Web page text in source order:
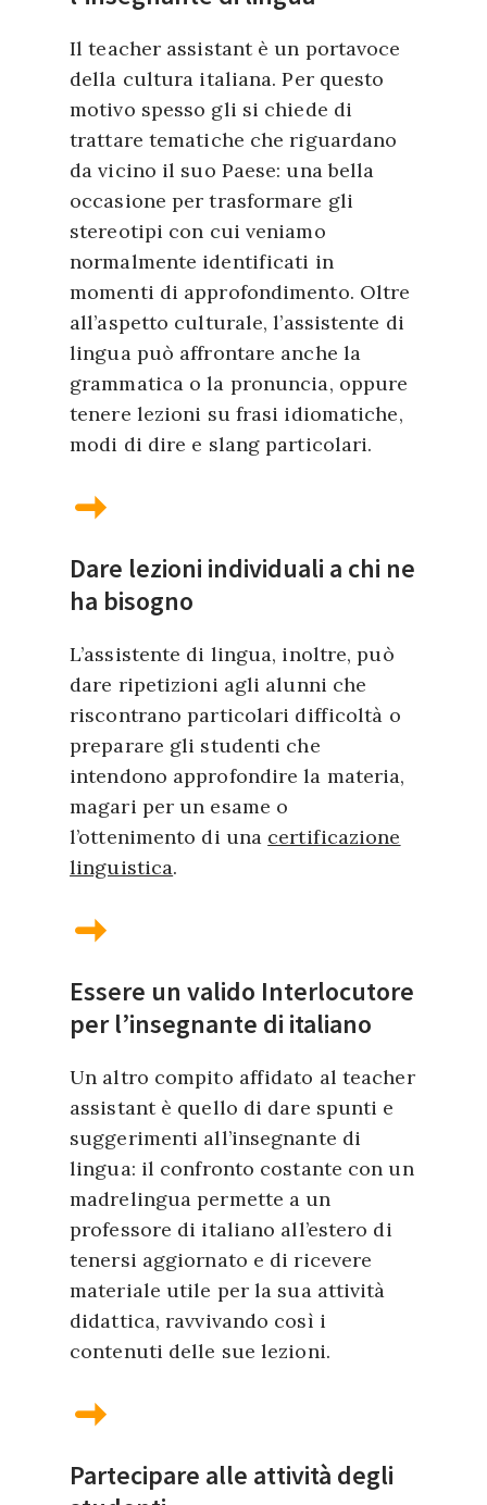
Il teacher assistant è un portavoce
della cultura italiana. Per questo
motivo spesso gli si chiede di
trattare tematiche che riguardano
da vicino il suo Paese: una bella
occasione per trasformare gli
stereotipi con cui veniamo
normalmente identificati in
momenti di approfondimento. Oltre
all’aspetto culturale, l’assistente di
lingua può affrontare anche la
grammatica o la pronuncia, oppure
tenere lezioni su frasi idiomatiche,
modi di dire e slang particolari.
Dare lezioni individuali a chi ne
ha bisogno
L’assistente di lingua, inoltre, può
dare ripetizioni agli alunni che
riscontrano particolari difficoltà o
preparare gli studenti che
intendono approfondire la materia,
magari per un esame o
l’ottenimento di una certificazione
linguistica.
Essere un valido Interlocutore
per l’insegnante di italiano
Un altro compito affidato al teacher
assistant è quello di dare spunti e
suggerimenti all’insegnante di
lingua: il confronto costante con un
madrelingua permette a un
professore di italiano all’estero di
tenersi aggiornato e di ricevere
materiale utile per la sua attività
didattica, ravvivando così i
contenuti delle sue lezioni.
Partecipare alle attività degli